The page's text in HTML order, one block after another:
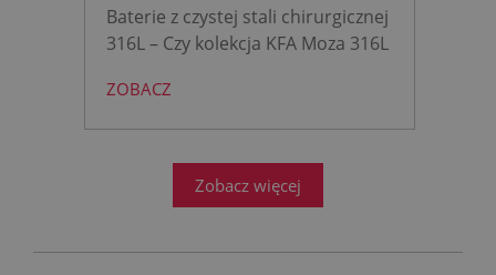
łazience?
Baterie z czystej stali chirurgicznej
316L – Czy kolekcja KFA Moza 316L
łazience?
projektowanie łazienek stanęło
ZOBACZ
Zobacz więcej